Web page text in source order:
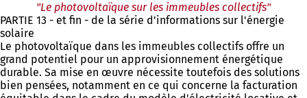
"Le photovoltaïque sur les immeubles collectifs"
PARTIE 13 - et fin - de la série d'informations sur l'énergie
solaire
Le photovoltaïque dans les immeubles collectifs offre un
grand potentiel pour un approvisionnement énergétique
durable. Sa mise en œuvre nécessite toutefois des solutions
bien pensées, notamment en ce qui concerne la facturation